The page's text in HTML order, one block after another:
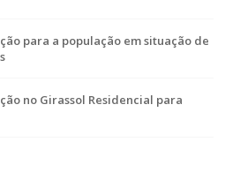
para a população em situação de
no Girassol Residencial para